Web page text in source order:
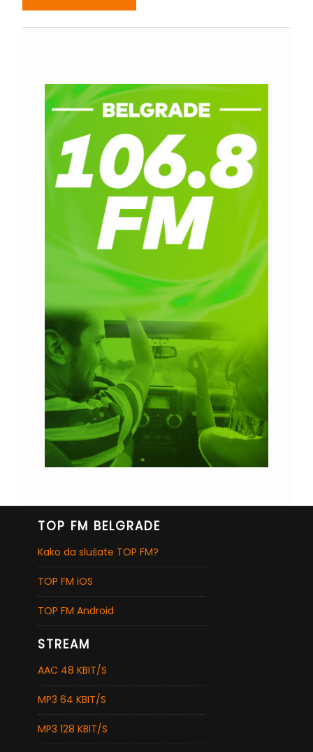
TOP FM BELGRADE
Kako da slušate TOP FM?
TOP FM iOS
TOP FM Android
STREAM
AAC 48 KBIT/S
MP3 64 KBIT/S
MP3 128 KBIT/S